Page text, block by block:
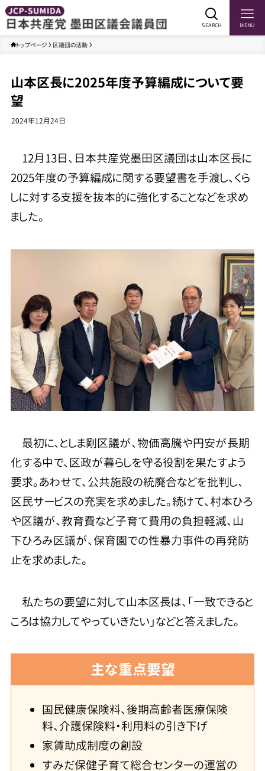
SEARCH MENU
トップページ 区議団の活動
山本区長に2025年度予算編成について要
望
2024年12月24日
12月13日、日本共産党墨田区議団は山本区長に
2025年度の予算編成に関する要望書を手渡し、くら
しに対する支援を抜本的に強化することなどを求め
ました。
最初に、としま剛区議が、物価高騰や円安が長期
化する中で、区政が暮らしを守る役割を果たすよう
要求。あわせて、公共施設の統廃合などを批判し、
区民サービスの充実を求めました。続けて、村本ひろ
や区議が、教育費など子育て費用の負担軽減、山
下ひろみ区議が、保育園での性暴力事件の再発防
止を求めました。
私たちの要望に対して山本区長は、「一致できると
ころは協力してやっていきたい」などと答えました。
主な重点要望
国民健康保険料、後期高齢者医療保険
料、介護保険料・利用料の引き下げ
家賃助成制度の創設
すみだ保健子育て総合センターの運営の